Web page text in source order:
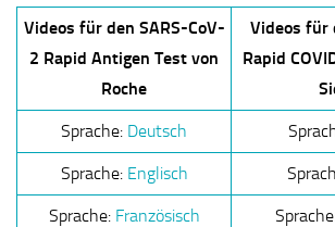
Videos für den SARS-CoV-
2 Rapid Antigen Test von
Roche
Videos für
Rapid
Sprache: Deutsch
Sprache: Englisch
Sprache: Französisch